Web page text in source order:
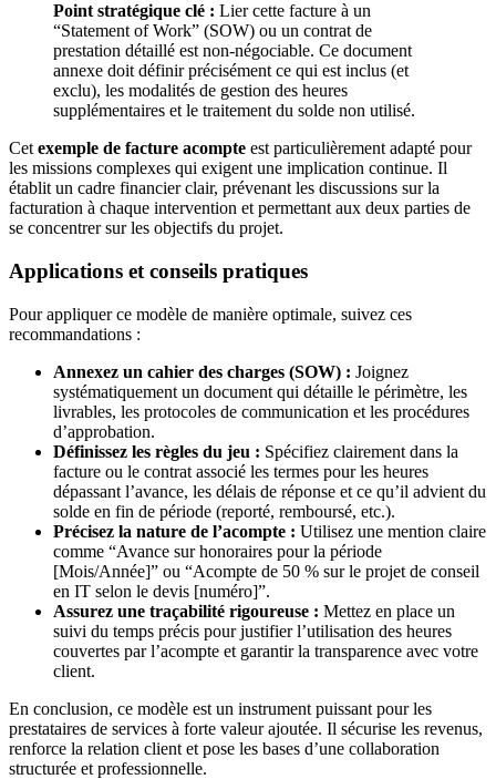
Point stratégique clé : Lier cette facture à un
“Statement of Work” (SOW) ou un contrat de
prestation détaillé est non-négociable. Ce document
annexe doit définir précisément ce qui est inclus (et
exclu), les modalités de gestion des heures
supplémentaires et le traitement du solde non utilisé.
Cet exemple de facture acompte est particulièrement adapté pour
les missions complexes qui exigent une implication continue. Il
établit un cadre financier clair, prévenant les discussions sur la
facturation à chaque intervention et permettant aux deux parties de
se concentrer sur les objectifs du projet.
Applications et conseils pratiques
Pour appliquer ce modèle de manière optimale, suivez ces
recommandations :
Annexez un cahier des charges (SOW) : Joignez
systématiquement un document qui détaille le périmètre, les
livrables, les protocoles de communication et les procédures
d’approbation.
Définissez les règles du jeu : Spécifiez clairement dans la
facture ou le contrat associé les termes pour les heures
dépassant l’avance, les délais de réponse et ce qu’il advient du
solde en fin de période (reporté, remboursé, etc.).
Précisez la nature de l’acompte : Utilisez une mention claire
comme “Avance sur honoraires pour la période
[Mois/Année]” ou “Acompte de 50 % sur le projet de conseil
en IT selon le devis [numéro]”.
Assurez une traçabilité rigoureuse : Mettez en place un
suivi du temps précis pour justifier l’utilisation des heures
couvertes par l’acompte et garantir la transparence avec votre
client.
En conclusion, ce modèle est un instrument puissant pour les
prestataires de services à forte valeur ajoutée. Il sécurise les revenus,
renforce la relation client et pose les bases d’une collaboration
structurée et professionnelle.